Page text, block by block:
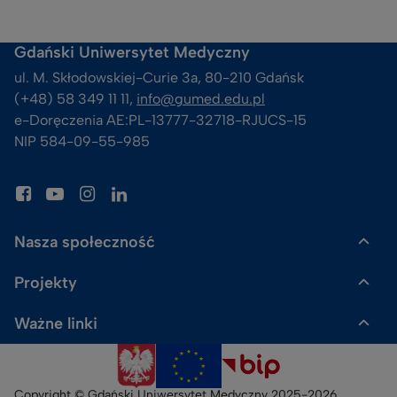
Gdański Uniwersytet Medyczny
ul. M. Skłodowskiej-Curie 3a, 80-210 Gdańsk
(+48) 58 349 11 11, info@gumed.edu.pl
e-Doręczenia AE:PL-13777-32718-RJUCS-15
NIP 584-09-55-985
Nasza społeczność
Gazeta GUMed
Skalpel. Podcast GUMed
Sklep Dr Gadżet
Projekty
Uczelnia Badawcza
Ważne linki
Polityka prywatności